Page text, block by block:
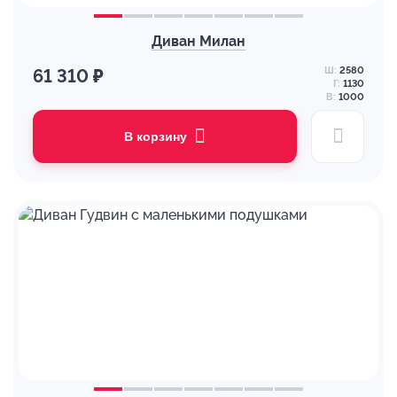
Диван Милан
61 310 ₽ Ш: 2580
Г: 1130
В: 1000
В корзину